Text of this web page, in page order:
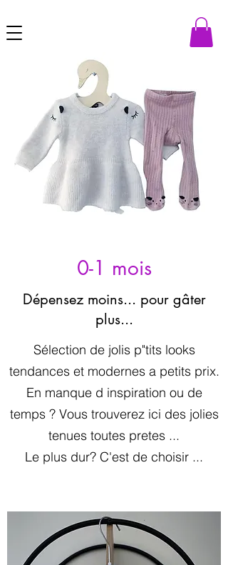
0-1 mois
Dépensez moins... pour gâter
plus...
Sélection de jolis p"tits looks
tendances et modernes a petits prix.
En manque d inspiration ou de
temps ? Vous trouverez ici des jolies
tenues toutes pretes ...
Le plus dur? C'est de choisir ...